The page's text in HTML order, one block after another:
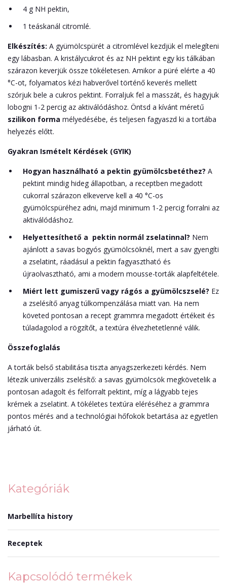
4 g NH pektin,
1 teáskanál citromlé.
Elkészítés: A gyümölcspürét a citromlével kezdjük el melegíteni
egy lábasban. A kristálycukrot és az NH pektint egy kis tálkában
szárazon keverjük össze tökéletesen. Amikor a püré elérte a 40
°C-ot, folyamatos kézi habverővel történő keverés mellett
szórjuk bele a cukros pektint. Forraljuk fel a masszát, és hagyjuk
lobogni 1-2 percig az aktiválódáshoz. Öntsd a kívánt méretű
szilikon forma mélyedésébe, és teljesen fagyaszd ki a tortába
helyezés előtt.
Gyakran Ismételt Kérdések (GYIK)
Hogyan használható a pektin gyümölcsbetéthez? A
pektint mindig hideg állapotban, a receptben megadott
cukorral szárazon elkeverve kell a 40 °C-os
gyümölcspüréhez adni, majd minimum 1-2 percig forralni az
aktiválódáshoz.
Helyettesíthető a pektin normál zselatinnal? Nem
ajánlott a savas bogyós gyümölcsöknél, mert a sav gyengíti
a zselatint, ráadásul a pektin fagyasztható és
újraolvasztható, ami a modern mousse-torták alapfeltétele.
Miért lett gumiszerű vagy rágós a gyümölcszselé? Ez
a zselésítő anyag túlkompenzálása miatt van. Ha nem
követed pontosan a recept grammra megadott értékeit és
túladagolod a rögzítőt, a textúra élvezhetetlenné válik.
Összefoglalás
A torták belső stabilitása tiszta anyagszerkezeti kérdés. Nem
létezik univerzális zselésítő: a savas gyümölcsök megkövetelik a
pontosan adagolt és felforralt pektint, míg a lágyabb tejes
krémek a zselatint. A tökéletes textúra eléréséhez a grammra
pontos mérés and a technológiai hőfokok betartása az egyetlen
járható út.
Kategóriák
Marbellíta history
Receptek
Kapcsolódó termékek